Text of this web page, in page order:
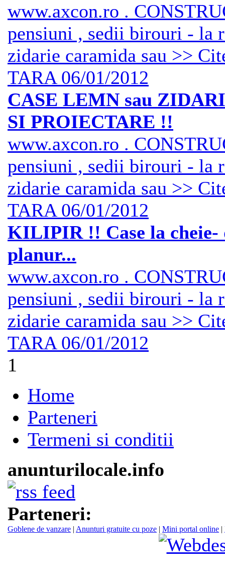
www.axcon.ro .
pensiuni , sedii birouri - la
zidarie caramida sau >>
TARA 06/01/2012
CASE LEMN sau
SI PROIECTARE !!
www.axcon.ro .
pensiuni , sedii birouri - la
zidarie caramida sau >>
TARA 06/01/2012
KILIPIR !! Case la cheie-
planur...
www.axcon.ro .
pensiuni , sedii birouri - la
zidarie caramida sau >>
TARA 06/01/2012
1
Home
Parteneri
Termeni si conditii
anunturilocale.info
Parteneri:
Goblene de vanzare | Anunturi gratuite cu poze | Mini portal online |